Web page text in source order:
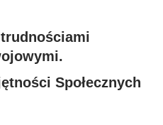
Społecznych